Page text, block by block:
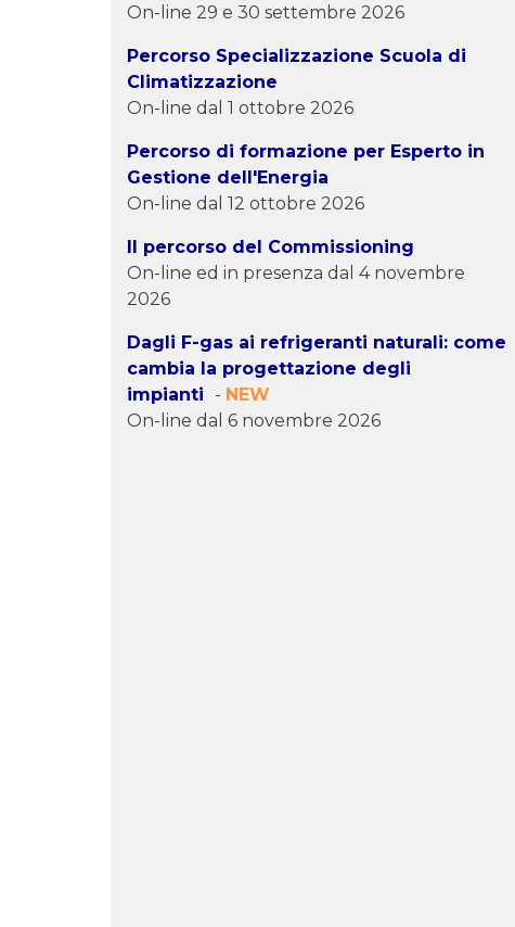
On-line 29 e 30 settembre 2026
Percorso Specializzazione Scuola di
Climatizzazione
On-line dal 1 ottobre 2026
Percorso di formazione per Esperto in
Gestione dell'Energia
On-line dal 12 ottobre 2026
Il percorso del Commissioning
On-line ed in presenza dal 4 novembre
2026
Dagli F-gas ai refrigeranti naturali: come
cambia la progettazione degli
impianti - NEW
On-line dal 6 novembre 2026